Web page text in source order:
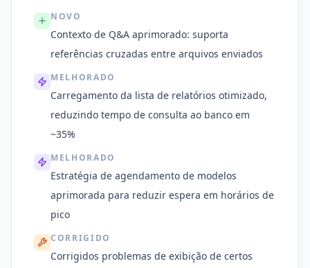
NOVO
Contexto de Q&A aprimorado: suporta
referências cruzadas entre arquivos enviados
MELHORADO
Carregamento da lista de relatórios otimizado,
reduzindo tempo de consulta ao banco em
~35%
MELHORADO
Estratégia de agendamento de modelos
aprimorada para reduzir espera em horários de
pico
CORRIGIDO
Corrigidos problemas de exibição de certos